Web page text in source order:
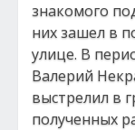
знакомого
них зашел в
улице. В
Валерий
выстрелил в
полученных